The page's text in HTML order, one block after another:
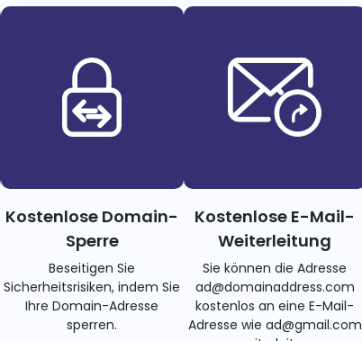
Kostenlose Domain-
Sperre
Beseitigen Sie
Sicherheitsrisiken, indem Sie
Ihre Domain-Adresse
sperren.
Kostenlose E-Mail-
Weiterleitung
Sie können die Adresse
ad@domainaddress.com
kostenlos an eine E-Mail-
Adresse wie ad@gmail.com